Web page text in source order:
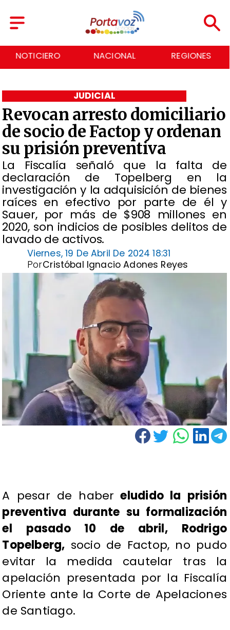
NOTICIERO NACIONAL REGIONES
Revocan arresto domiciliario
de socio de Factop y ordenan
su prisión preventiva
​La Fiscalía señaló que la falta de
declaración de Topelberg en la
investigación y la adquisición de bienes
raíces en efectivo por parte de él y
Sauer, por más de $908 millones en
2020, son indicios de posibles delitos de
lavado de activos.
JUDICIAL
Viernes, 19 De Abril De 2024 18:31
Cristóbal Ignacio Adones Reyes
Por
A pesar de haber eludido la prisión
preventiva durante su formalización
el pasado 10 de abril, Rodrigo
Topelberg, socio de Factop, no pudo
evitar la medida cautelar tras la
apelación presentada por la Fiscalía
Oriente ante la Corte de Apelaciones
de Santiago.